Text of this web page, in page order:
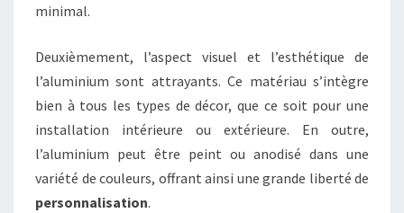
minimal.
Deuxièmement, l’aspect visuel et l’esthétique de
l’aluminium sont attrayants. Ce matériau s’intègre
bien à tous les types de décor, que ce soit pour une
installation intérieure ou extérieure. En outre,
l’aluminium peut être peint ou anodisé dans une
variété de couleurs, offrant ainsi une grande liberté de
personnalisation.